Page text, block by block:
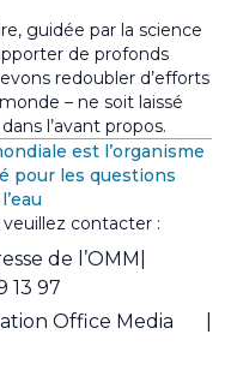
guidée par la science
de profonds
redoubler d’efforts
– ne soit laissé
l’avant propos.
est l’organisme
pour les questions
contacter :
de l’OMM
13 97
Office Media